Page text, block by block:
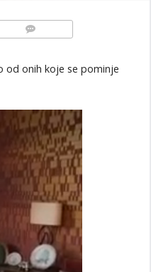
od onih koje se pominje